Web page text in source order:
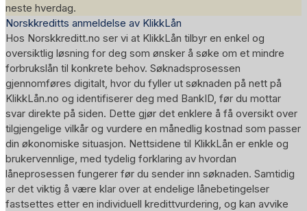
neste hverdag.
Norskkreditts anmeldelse av KlikkLån
Hos Norskkreditt.no ser vi at KlikkLån tilbyr en enkel og
oversiktlig løsning for deg som ønsker å søke om et mindre
forbrukslån til konkrete behov. Søknadsprosessen
gjennomføres digitalt, hvor du fyller ut søknaden på nett på
KlikkLån.no og identifiserer deg med BankID, før du mottar
svar direkte på siden. Dette gjør det enklere å få oversikt over
tilgjengelige vilkår og vurdere en månedlig kostnad som passer
din økonomiske situasjon. Nettsidene til KlikkLån er enkle og
brukervennlige, med tydelig forklaring av hvordan
låneprosessen fungerer før du sender inn søknaden. Samtidig
er det viktig å være klar over at endelige lånebetingelser
fastsettes etter en individuell kredittvurdering, og kan avvike